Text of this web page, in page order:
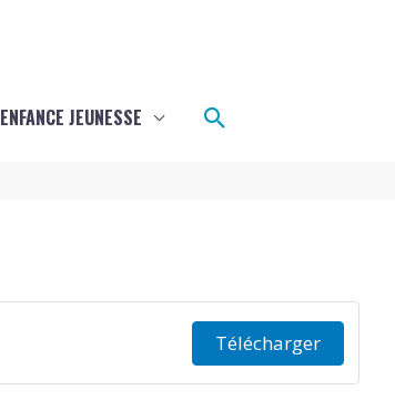
ENFANCE JEUNESSE Rechercher
Télécharger